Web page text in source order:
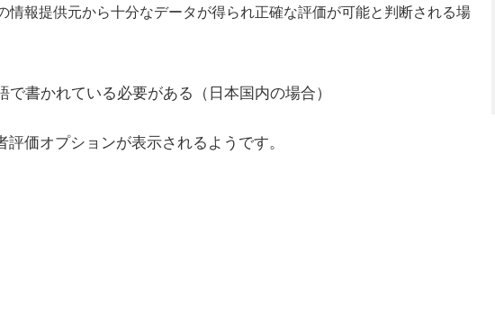
情報提供元から十分なデータが得られ正確な評価が可能と判断される場
書かれている必要がある（日本国内の場合）
価オプションが表示されるようです。